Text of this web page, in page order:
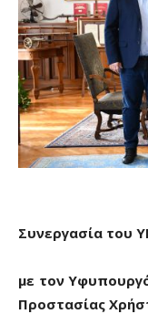
Συνεργασία του
με τον
Προστασίας